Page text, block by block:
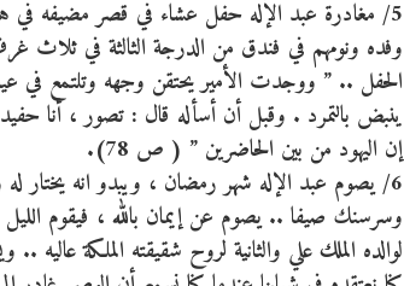
5/ مغادرة عبد الإله حفل عشاء في قصر مضيفه في
وفده ونومهم في فندق من الدرجة الثالثة في ثلاث
الحفل .. ” ووجدت الأمير يحتقن وجهه وتلتمع في
ينبض بالتمرد . وقبل أن أسأله قال : تصور ، أنا
إن اليهود من بين الحاضرين ” ( ص 78).
6/ يصوم عبد الإله شهر رمضان ، ويبدو انه يختار له
وسرسنك صيفا .. يصوم عن إيمان بالله ، فيقوم الليل
لوالده الملك علي والثانية لروح شقيقته الملكة